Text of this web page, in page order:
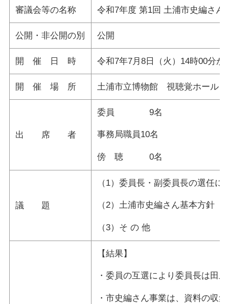
審議会等の名称 令和7年度 第1回 土浦市史編さん
公開・非公開の別 公開
開 催 日 時 令和7年7月8日（火）14時00分か
開 催 場 所 土浦市立博物館 視聴覚ホール
出 席 者
委員 9名
事務局職員10名
傍 聴 0名
議 題
（1）委員長・副委員長の選任に
（2）土浦市史編さん基本方針（
（3）そ の 他
【結果】
・委員の互選により委員長は
・市史編さん事業は、資料の収